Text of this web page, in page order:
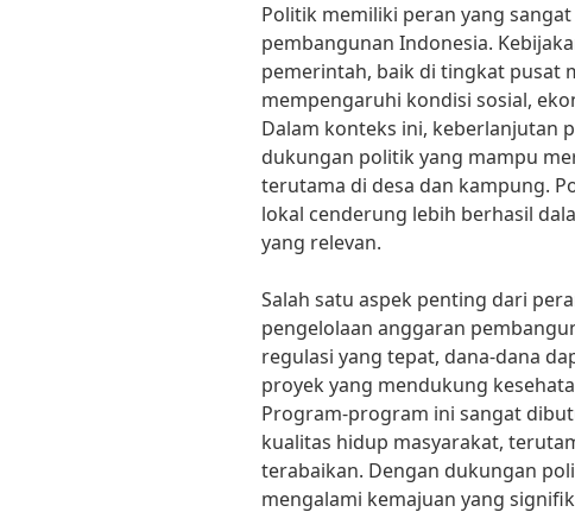
Politik memiliki peran yang
pembangunan Indonesia.
pemerintah, baik di tingkat pusat
mempengaruhi kondisi sosial,
Dalam konteks ini, keberlanjutan
dukungan politik yang mampu
terutama di desa dan kampung.
lokal cenderung lebih berhasil
yang relevan.
Salah satu aspek penting dari
pengelolaan anggaran
regulasi yang tepat, dana-dana
proyek yang mendukung
Program-program ini sangat
kualitas hidup masyarakat,
terabaikan. Dengan dukungan
mengalami kemajuan yang